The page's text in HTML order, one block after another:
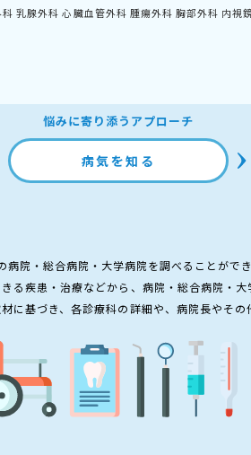
乳腺外科 心臓血管外科 腫瘍外科 胸部外科 内視
悩みに寄り添うアプローチ
病気を知る
院・総合病院・大学病院を調べることがで
る疾患・治療などから、病院・総合病院・大
に基づき、各診療科の詳細や、病院長やその